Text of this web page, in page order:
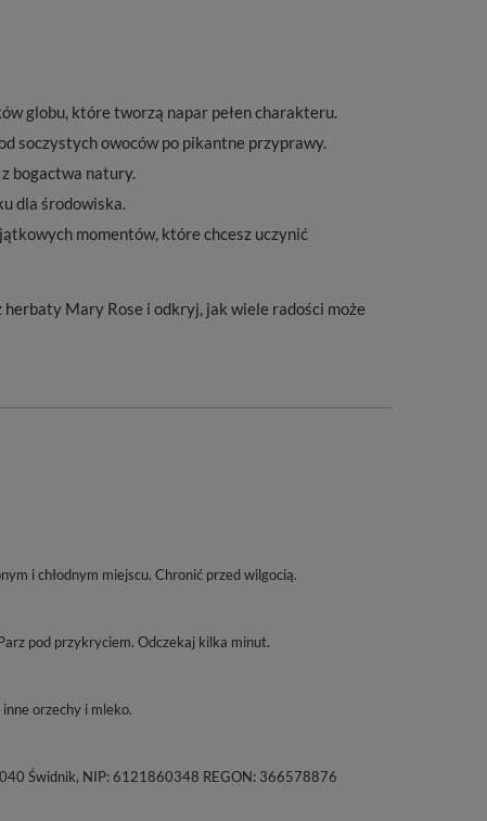
globu, które tworzą napar pełen charakteru.
soczystych owoców po pikantne przyprawy.
bogactwa natury.
dla środowiska.
momentów, które chcesz uczynić
Mary Rose i odkryj, jak wiele radości może
i chłodnym miejscu. Chronić przed wilgocią.
pod przykryciem. Odczekaj kilka minut.
orzechy i mleko.
Świdnik, NIP: 6121860348 REGON: 366578876